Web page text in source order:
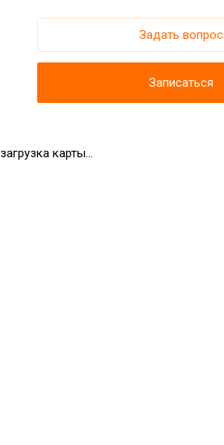
Задать вопрос
Записаться
загрузка карты...